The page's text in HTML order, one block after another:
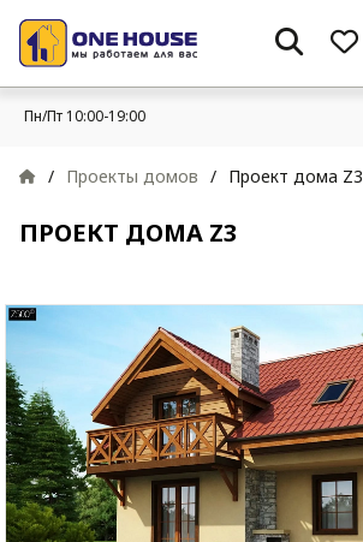
Пн/Пт 10:00-19:00
/ Проекты домов / Проект дома Z3
ПРОЕКТ ДОМА Z3